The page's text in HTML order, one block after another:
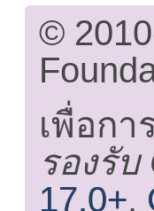
©
เพื่อก
รองรับ
17.0+,